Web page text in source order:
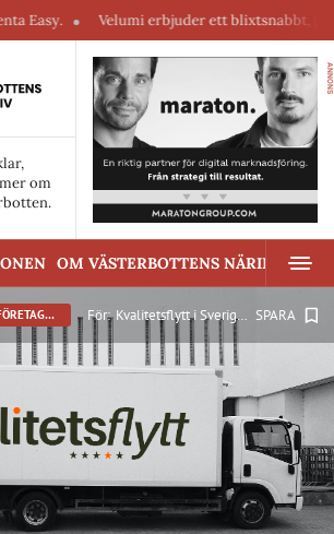
erbjuder ett blixtsnabbt, pålitligt & säkert
om
ANNONS
OM VÄSTERBOTTENS NÄRINGSLIV
ENTREPRENÖRSKAP & FÖRETAGANDE För: Kvalitetsflytt i Sverige AB SPARA